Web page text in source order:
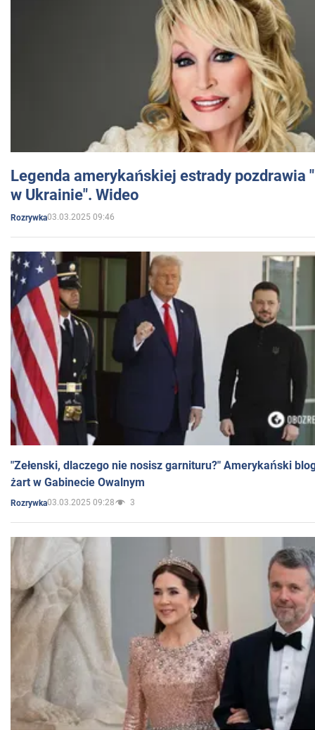
Legenda amerykańskiej estrady pozdrawia
w Ukrainie". Wideo
Rozrywka03.03.2025 09:46
"Zełenski, dlaczego nie nosisz garnituru?" Amerykański
żart w Gabinecie Owalnym
Rozrywka03.03.2025 09:28 3